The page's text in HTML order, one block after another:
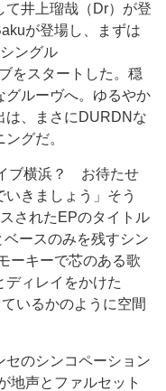
て井上瑠哉（Dr）が登
が登場し、まずは
ングル
をスタートした。穏
グルーヴへ。ゆるやか
は、まさにDURDNな
グだ。
ブ横浜？ お待たせ
きましょう」そう
されたEPのタイトル
ースのみを残すシン
ーキーで芯のある歌
ディレイをかけた
いるかのように空間
のシンコペーション
地声とファルセット